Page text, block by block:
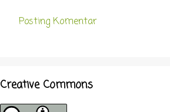
Posting Komentar
Creative Commons